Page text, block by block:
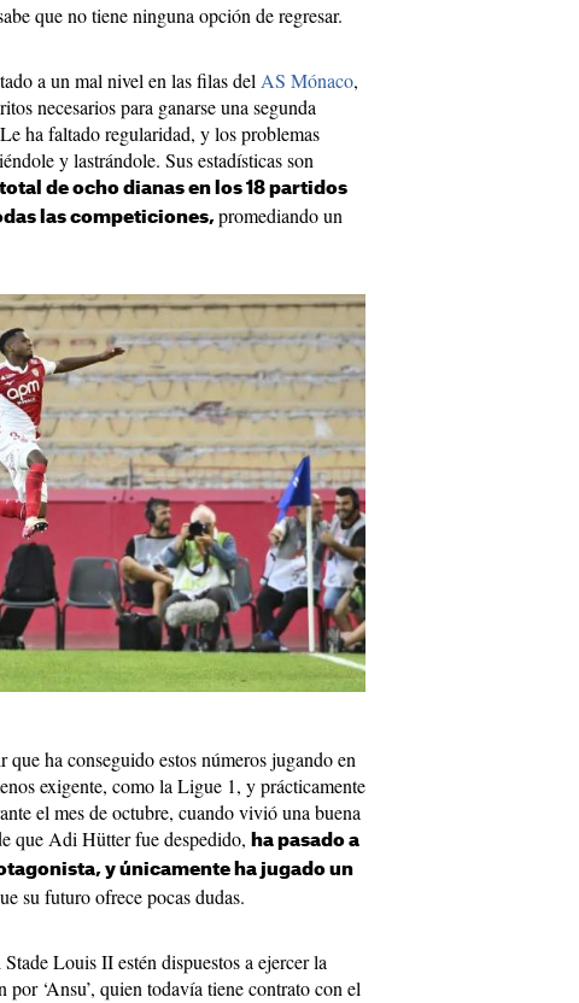
que no tiene ninguna opción de regresar.
a un mal nivel en las filas del AS Mónaco,
necesarios para ganarse una segunda
ha faltado regularidad, y los problemas
y lastrándole. Sus estadísticas son
de ocho dianas en los 18 partidos
las competiciones,promediando un
que ha conseguido estos números jugando en
exigente, como la Ligue 1, y prácticamente
el mes de octubre, cuando vivió una buena
que Adi Hütter fue despedido, ha pasado a
y únicamente ha jugado un
su futuro ofrece pocas dudas.
Louis II estén dispuestos a ejercer la
‘Ansu’, quien todavía tiene contrato con el